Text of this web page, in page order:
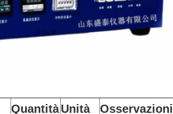
QuantitàUnità
Osservazioni